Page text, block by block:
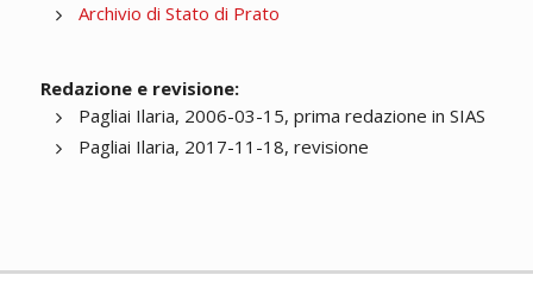
Archivio di Stato di Prato
Redazione e revisione:
Pagliai Ilaria, 2006-03-15, prima redazione in SIAS
Pagliai Ilaria, 2017-11-18, revisione